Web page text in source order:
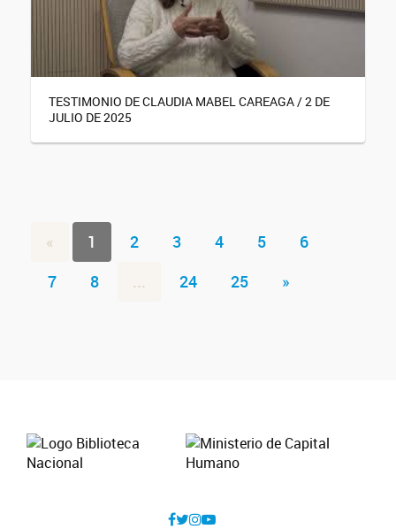
TESTIMONIO DE CLAUDIA MABEL CAREAGA / 2 DE
JULIO DE 2025
« 1 2 3 4 5
6
7
8 ... 24 25 »